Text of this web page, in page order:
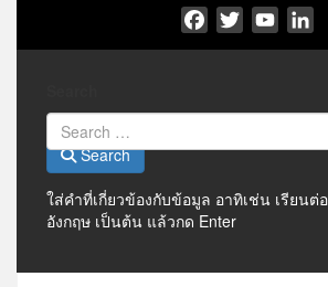
Facebook
Twitter
Search
ใส่คำที่เกี่ยวข้องกับข้อมูล อาทิเช่น เรียนต่
อังกฤษ เป็นต้น แล้วกด Enter